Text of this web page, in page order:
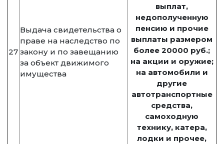
27
Выдача свидетельства о
праве на наследство по
закону и по завещанию
за объект движимого
имущества
выплат,
недополученную
пенсию и прочие
выплаты размером
более 20000 руб.;
на акции и оружие;
на автомобили и
другие
автотранспортные
средства,
самоходную
технику, катера,
лодки и прочее,